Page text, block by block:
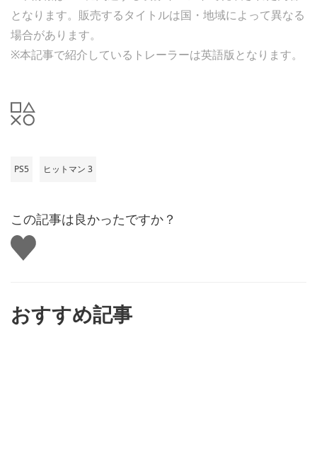
となります。販売するタイトルは国・地域によって異なる
場合があります。
※本記事で紹介しているトレーラーは英語版となります。
PS5 ヒットマン 3
この記事は良かったですか？
い
い
おすすめ記事